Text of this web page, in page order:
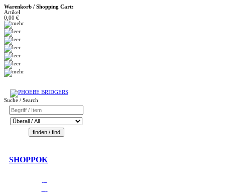
Warenkorb / Shopping Cart:
Artikel
0,00 €
Suche / Search
SHOPPOK